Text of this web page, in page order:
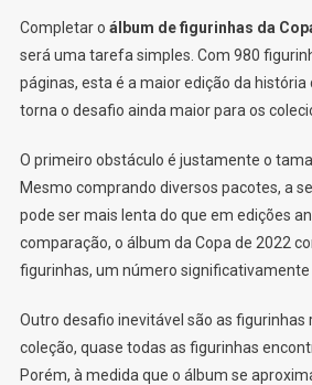
Completar o álbum de figurinhas da
será uma tarefa simples. Com 980
páginas, esta é a maior edição da história
torna o desafio ainda maior para os
O primeiro obstáculo é justamente o
Mesmo comprando diversos pacotes, a
pode ser mais lenta do que em edições
comparação, o álbum da Copa de 2022
figurinhas, um número significativamente
Outro desafio inevitável são as figurinhas
coleção, quase todas as figurinhas
Porém, à medida que o álbum se